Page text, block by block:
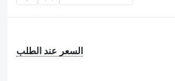
السعر عند الطلب